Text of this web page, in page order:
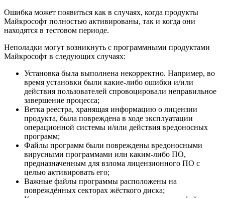
Ошибка может появиться как в случаях, когда продукты
Майкрософт полностью активированы, так и когда они
находятся в тестовом периоде.
Неполадки могут возникнуть с программными продуктами
Майкрософт в следующих случаях:
Установка была выполнена некорректно. Например, во
время установки были какие-либо ошибки и/или
действия пользователей спровоцировали неправильное
завершение процесса;
Ветка реестра, хранящая информацию о лицензии
продукта, была повреждена в ходе эксплуатации
операционной системы и/или действия вредоносных
программ;
Файлы программ были повреждены вредоносными
вирусными программами или каким-либо ПО,
предназначенным для взлома лицензионного ПО с
целью активировать его;
Важные файлы программы расположены на
повреждённых секторах жёсткого диска;